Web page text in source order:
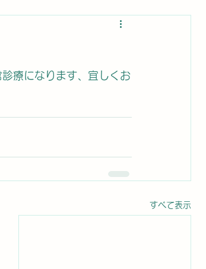
療になります、宜しくお
すべて表示